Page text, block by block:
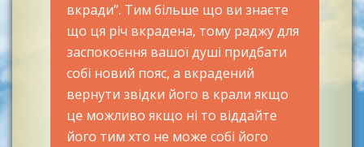
вкради”. Тим більше що ви знаєте
що ця річ вкрадена, тому раджу для
заспокоєння вашої душі придбати
собі новий пояс, а вкрадений
вернути звідки його в крали якщо
це можливо якщо ні то віддайте
його тим хто не може собі його